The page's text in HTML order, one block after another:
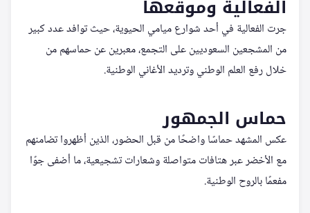
الفعالية وموقعها
جرت الفعالية في أحد شوارع ميامي الحيوية، حيث توافد عدد كبير
من المشجعين السعوديين على التجمع، معبرين عن حماسهم من
خلال رفع العلم الوطني وترديد الأغاني الوطنية.
حماس الجمهور
عكس المشهد حماسًا واضحًا من قبل الحضور، الذين أظهروا تضامنهم
مع الأخضر عبر هتافات متواصلة وشعارات تشجيعية، ما أضفى جوًا
مفعمًا بالروح الوطنية.